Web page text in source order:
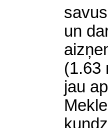
un
(1.63
jau